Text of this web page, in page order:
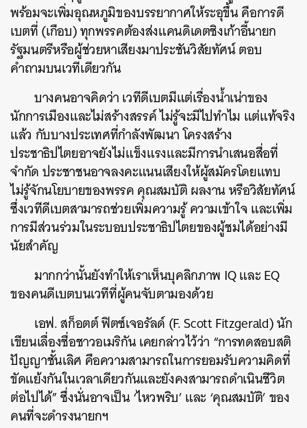
พร้อมจะเพิ่มอุณหภูมิของบรรยากาศให้ระอุขึ้น คือการดี
เบตที่ (เกือบ) ทุกพรรคต้องส่งแคนดิเดตชิงเก้าอี้นายก
รัฐมนตรีหรือผู้ช่วยหาเสียงมาประชันวิสัยทัศน์ ตอบ
คำถามบนเวทีเดียวกัน
บางคนอาจคิดว่า เวทีดีเบตมีแต่เรื่องน้ำเน่าของ
นักการเมืองและไม่สร้างสรรค์ ไม่รู้จะมีไปทำไม แต่แท้จริง
แล้ว กับบางประเทศที่กำลังพัฒนาโครงสร้าง
ประชาธิปไตยอาจยังไม่แข็งแรงและมีการนำเสนอสื่อที่
จำกัด ประชาชนอาจลงคะแนนเสียงให้ผู้สมัครโดยแทบ
ไม่รู้จักนโยบายของพรรค คุณสมบัติ ผลงาน หรือวิสัยทัศน์
ซึ่งเวทีดีเบตสามารถช่วยเพิ่มความรู้ ความเข้าใจ และเพิ่ม
การมีส่วนร่วมในระบอบประชาธิปไตยของผู้ชมได้อย่างมี
นัยสำคัญ
มากกว่านั้นยังทำให้เราเห็นบุคลิกภาพ IQ และ EQ
ของคนดีเบตบนเวทีที่ผู้คนจับตามองด้วย
เอฟ. สก็อตต์ ฟิตซ์เจอรัลด์ (F. Scott Fitzgerald) นัก
เขียนเลื่องชื่อชาวอเมริกัน เคยกล่าวไว้ว่า “การทดสอบสติ
ปัญญาชั้นเลิศ คือความสามารถในการยอมรับความคิดที่
ขัดแย้งกันในเวลาเดียวกันและยังคงสามารถดำเนินชีวิต
ต่อไปได้” ซึ่งนั่นอาจเป็น ‘ไหวพริบ’ และ ‘คุณสมบัติ’ ของ
คนที่จะดำรงนายกฯ